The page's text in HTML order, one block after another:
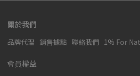
關於我們
品牌代理 銷售據點 聯絡我們 1% For
會員權益